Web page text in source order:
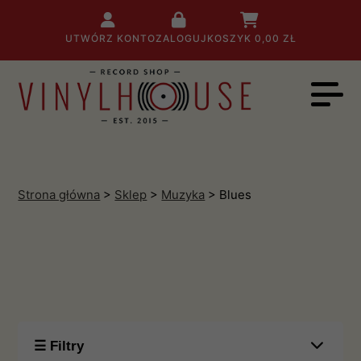
UTWÓRZ KONTOZALOGUJ KOSZYK 0,00 ZŁ
Strona główna > Sklep > Muzyka > Blues
☰ Filtry